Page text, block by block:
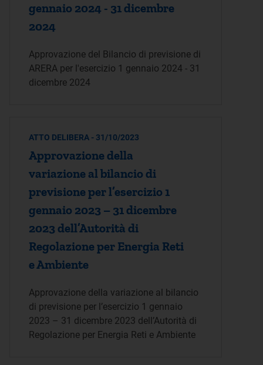
gennaio 2024 - 31 dicembre
2024
Approvazione del Bilancio di previsione di
ARERA per l'esercizio 1 gennaio 2024 - 31
dicembre 2024
ATTO DELIBERA - 31/10/2023
Approvazione della
variazione al bilancio di
previsione per l’esercizio 1
gennaio 2023 – 31 dicembre
2023 dell’Autorità di
Regolazione per Energia Reti
e Ambiente
Approvazione della variazione al bilancio
di previsione per l’esercizio 1 gennaio
2023 – 31 dicembre 2023 dell’Autorità di
Regolazione per Energia Reti e Ambiente